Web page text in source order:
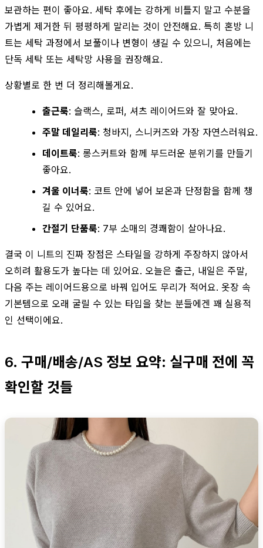
보관하는 편이 좋아요. 세탁 후에는 강하게 비틀지 말고 수분을
가볍게 제거한 뒤 평평하게 말리는 것이 안전해요. 특히 혼방 니
트는 세탁 과정에서 보풀이나 변형이 생길 수 있으니, 처음에는
단독 세탁 또는 세탁망 사용을 권장해요.
상황별로 한 번 더 정리해볼게요.
출근룩: 슬랙스, 로퍼, 셔츠 레이어드와 잘 맞아요.
주말 데일리룩: 청바지, 스니커즈와 가장 자연스러워요.
데이트룩: 롱스커트와 함께 부드러운 분위기를 만들기
좋아요.
겨울 이너룩: 코트 안에 넣어 보온과 단정함을 함께 챙
길 수 있어요.
간절기 단품룩: 7부 소매의 경쾌함이 살아나요.
결국 이 니트의 진짜 장점은 스타일을 강하게 주장하지 않아서
오히려 활용도가 높다는 데 있어요. 오늘은 출근, 내일은 주말,
다음 주는 레이어드용으로 바꿔 입어도 무리가 적어요. 옷장 속
기본템으로 오래 굴릴 수 있는 타입을 찾는 분들에겐 꽤 실용적
인 선택이에요.
6. 구매/배송/AS 정보 요약: 실구매 전에 꼭
확인할 것들